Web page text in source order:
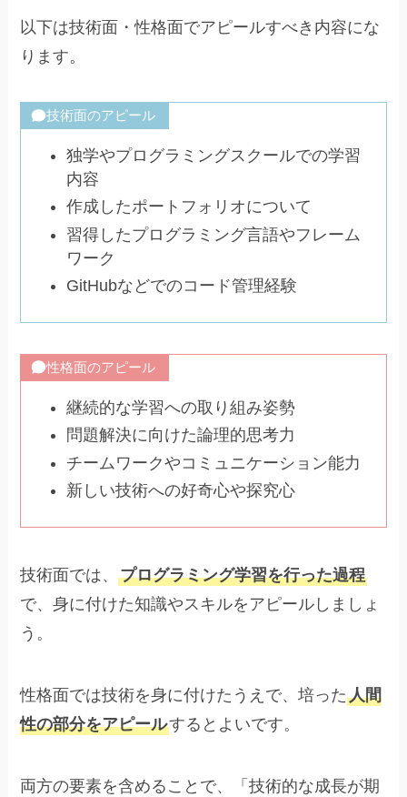
以下は技術面・性格面でアピールすべき内容にな
ります。
技術面のアピール
独学やプログラミングスクールでの学習
内容
作成したポートフォリオについて
習得したプログラミング言語やフレーム
ワーク
GitHubなどでのコード管理経験
性格面のアピール
継続的な学習への取り組み姿勢
問題解決に向けた論理的思考力
チームワークやコミュニケーション能力
新しい技術への好奇心や探究心
技術面では、プログラミング学習を行った過程
で、身に付けた知識やスキルをアピールしましょ
う。
性格面では技術を身に付けたうえで、培った人間
性の部分をアピールするとよいです。
両方の要素を含めることで、「技術的な成長が期